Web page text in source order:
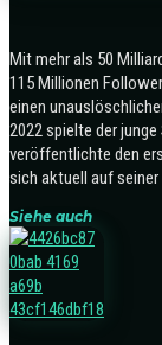
Mit mehr als 50
115 Millionen
einen
2022 spielte der
veröffentlichte den
sich aktuell auf
Siehe auch